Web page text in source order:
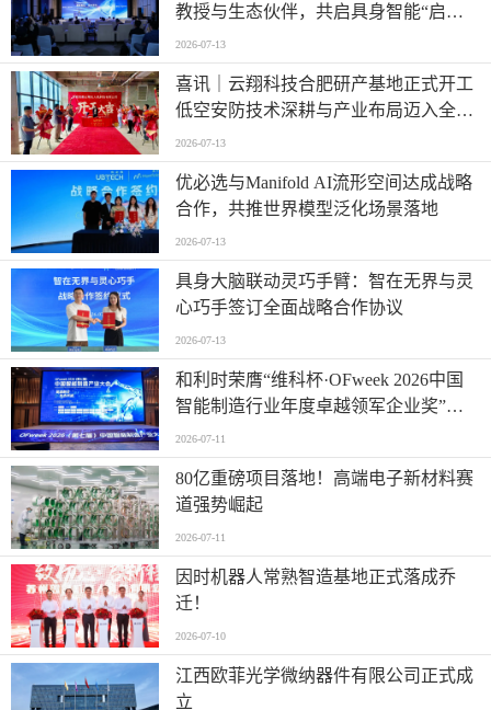
教授与生态伙伴，共启具身智能“启蒙
时代”
2026-07-13
喜讯｜云翔科技合肥研产基地正式开工
低空安防技术深耕与产业布局迈入全新
阶段
2026-07-13
优必选与Manifold AI流形空间达成战略
合作，共推世界模型泛化场景落地
2026-07-13
具身大脑联动灵巧手臂：智在无界与灵
心巧手签订全面战略合作协议
2026-07-13
和利时荣膺“维科杯·OFweek 2026中国
智能制造行业年度卓越领军企业奖”，
以自主创新实力引领智造新浪潮
2026-07-11
80亿重磅项目落地！高端电子新材料赛
道强势崛起
2026-07-11
因时机器人常熟智造基地正式落成乔
迁！
2026-07-10
江西欧菲光学微纳器件有限公司正式成
立